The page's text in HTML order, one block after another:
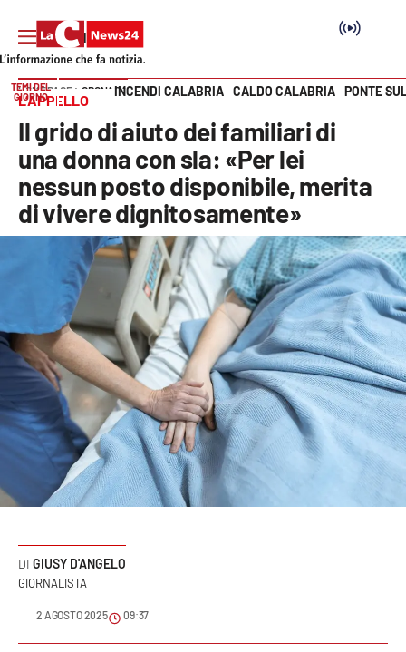
SEZIONI
Cronaca
Politica
Attualità
Economia e lavoro
Italia Mondo
Sanità
Sport
Cultura
Podcast
Vai
TEMI DEL
GIORNO
INCENDI CALABRIA CALDO CALABRIA PONTE
HOME PAGE CRONACA
L’APPELLO
Il grido di aiuto dei familiari di
una donna con sla: «Per lei
nessun posto disponibile, merita
di vivere dignitosamente»
GIUSY D'ANGELO
GIORNALISTA
2 AGOSTO 2025 09:37